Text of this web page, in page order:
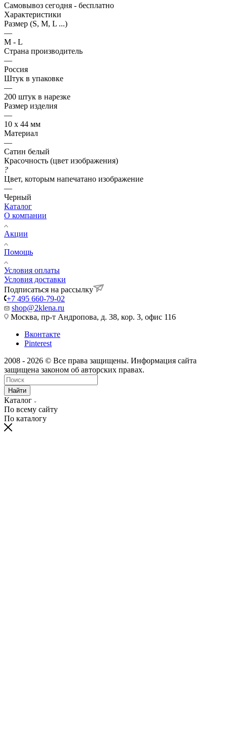
Самовывоз сегодня - бесплатно
Характеристики
Размер (S, M, L ...)
—
M - L
Страна производитель
—
Россия
Штук в упаковке
—
200 штук в нарезке
Размер изделия
—
10 х 44 мм
Материал
—
Сатин белый
Красочность (цвет изображения)
?
Цвет, которым напечатано изображение
—
Черный
Каталог
О компании
Акции
Помощь
Условия оплаты
Условия доставки
Подписаться на рассылку
+7 495 660-79-02
shop@2klena.ru
Москва, пр-т Андропова, д. 38, кор. 3, офис 116
Вконтакте
Pinterest
2008 - 2026 © Все права защищены. Информация сайта
защищена законом об авторских правах.
Найти
Каталог
По всему сайту
По каталогу